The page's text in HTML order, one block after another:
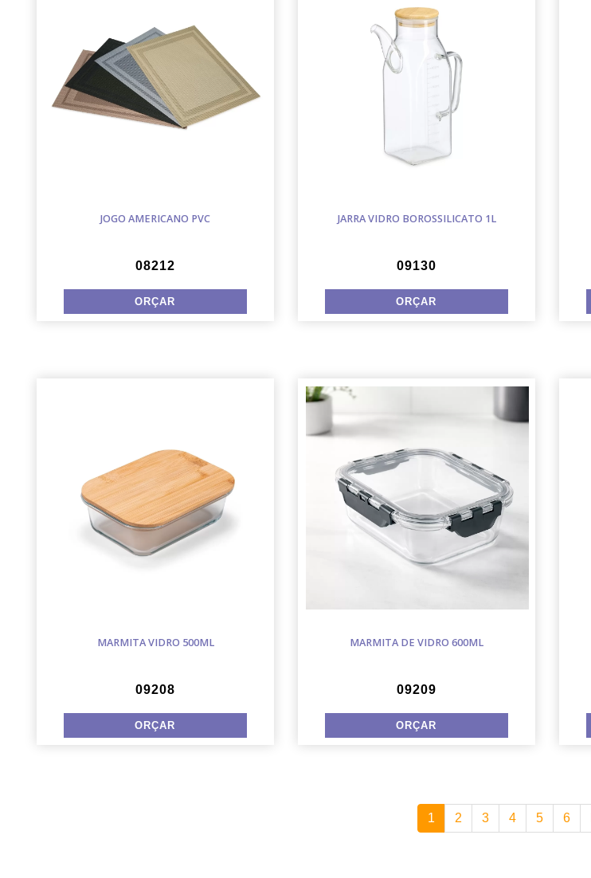
JOGO AMERICANO PVC
08212
JARRA VIDRO BOROSSILICATO 1L
09130
MARMITA VIDRO 500ML
09208
MARMITA DE VIDRO 600ML
09209
1 2 3 4 5 6